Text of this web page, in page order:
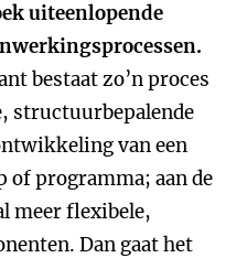
uiteenlopende
bestaat zo’n proces
structuurbepalende
van een
of programma; aan de
meer flexibele,
Dan gaat het